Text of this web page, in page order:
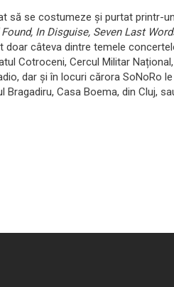
să se costumeze și purtat printr-
In Disguise, Seven Last
doar câteva dintre temele
Cotroceni, Cercul Militar
dar și în locuri cărora SoNoRo
Bragadiru, Casa Boema, din Cluj,